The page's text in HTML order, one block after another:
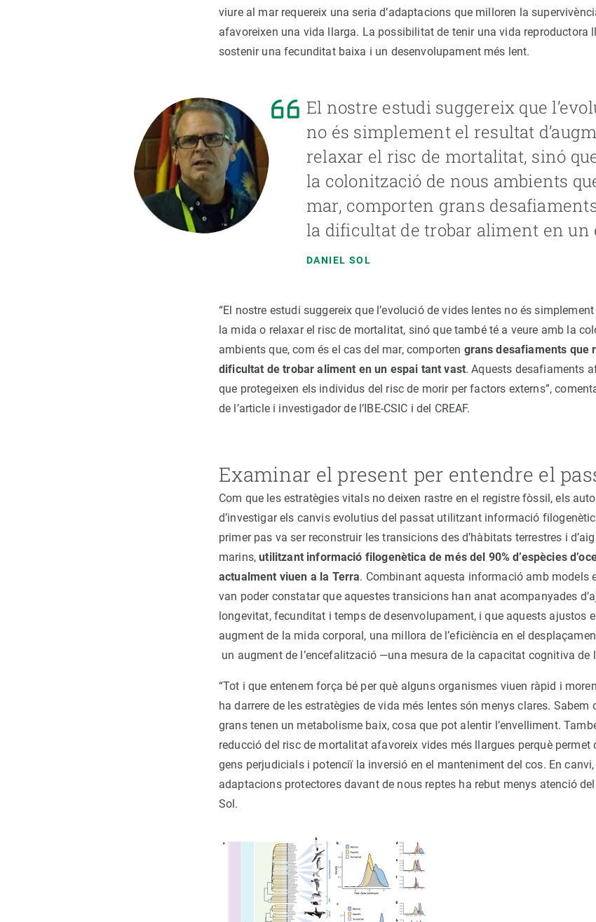
viure al mar requereix una seria d’adaptacions que milloren la
afavoreixen una vida llarga. La possibilitat de tenir una vida reproductora
sostenir una fecunditat baixa i un desenvolupament més lent.
El nostre estudi suggereix que
no és simplement el resultat
relaxar el risc de mortalitat, sinó
la colonització de nous ambients
mar, comporten grans
la dificultat de trobar aliment en un
DANIEL SOL
“El nostre estudi suggereix que l’evolució de vides lentes no és
la mida o relaxar el risc de mortalitat, sinó que també té a veure amb la
ambients que, com és el cas del mar, comporten grans desafiaments que
dificultat de trobar aliment en un espai tant vast. Aquests desafiaments
que protegeixen els individus del risc de morir per factors externs”,
de l’article i investigador de l’IBE-CSIC i del CREAF.
Examinar el present per entendre el
Com que les estratègies vitals no deixen rastre en el registre fòssil, els
d’investigar els canvis evolutius del passat utilitzant informació
primer pas va ser reconstruir les transicions des d’hàbitats terrestres i
marins,utilitzant informació filogenètica de més del 90% d’espècies
actualment viuen a la Terra. Combinant aquesta informació amb models
van poder constatar que aquestes transicions han anat acompanyades
longevitat, fecunditat i temps de desenvolupament, i que aquests ajustos
augment de la mida corporal, una millora de l’eficiència en el
un augment de l’encefalització —una mesura de la capacitat cognitiva de
“Tot i que entenem força bé per què alguns organismes viuen ràpid i
ha darrere de les estratègies de vida més lentes són menys clares. Sabem
grans tenen un metabolisme baix, cosa que pot alentir l’envelliment.
reducció del risc de mortalitat afavoreix vides més llargues perquè permet
gens perjudicials i potenciï la inversió en el manteniment del cos. En
adaptacions protectores davant de nous reptes ha rebut menys atenció
Sol.